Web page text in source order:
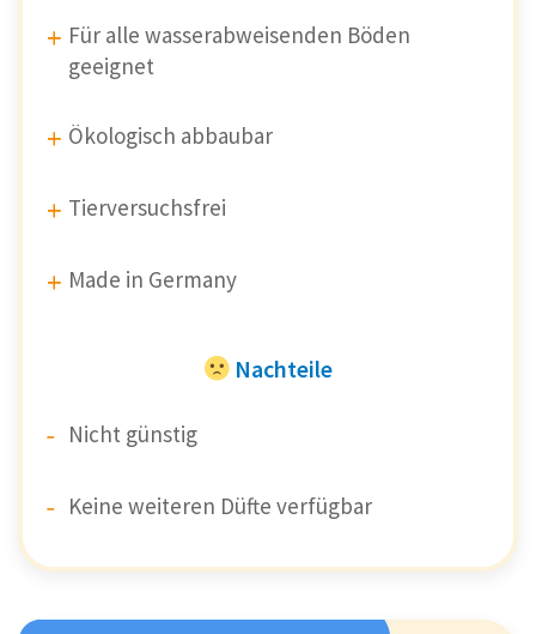
Für alle wasserabweisenden Böden
geeignet
Ökologisch abbaubar
Tierversuchsfrei
Made in Germany
Nachteile
Nicht günstig
Keine weiteren Düfte verfügbar